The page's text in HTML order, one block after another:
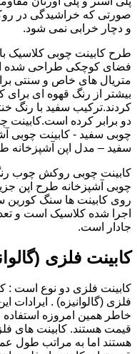
صورتی که خراشیدگی در
و دچار خرابی نمی شود.
طرح کابینت چوبی کلاسیک
فضای کوچکی طراحی شده
متریال های خاص و سنتی
بیشتر از رنگ قهوه ای برای
کردند.ترکیب سفید با رنگ
دو برابر کرده
چوبی سفید - کابینت چوبی
سفید – مدل اپن آشپزخانه
کابینت چوبی روکش چوب
چوبی آشپزخانه طرح اپن
روی کابینت ها سنگ
اجرا شده کلاسیک است و
جادار است.
کابینت فلزی
کابینت فلزی دو نوع است :
فلزی (گالوانیزه) . ایرادات
خاطر همین امروزه استفاده
قیمت هستند. کابینت های
هستند اما به مراتب طول عمر